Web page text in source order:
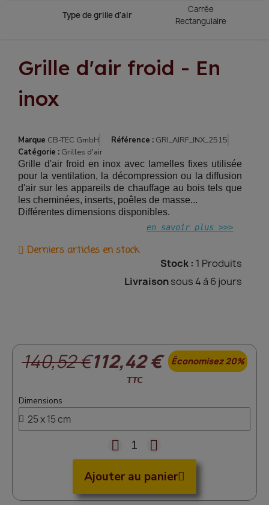
Type de grille d'air
Carrée
Rectangulaire
Grille d'air froid - En
inox
Marque CB-TEC GmbH Référence : GRI_AIRF_INX_2515
Catégorie : Grilles d'air
Grille d'air froid en inox avec lamelles fixes utilisée
pour la ventilation, la décompression ou la diffusion
d'air sur les appareils de chauffage au bois tels que
les cheminées, inserts, poêles de masse...
Différentes dimensions disponibles.
en savoir plus >>>
Derniers articles en stock
Stock : 1 Produits
Livraisonsous 4 à 6 jours
140,52 €112,42 €
Économisez 20%
TTC
Dimensions
Ajouter au panier